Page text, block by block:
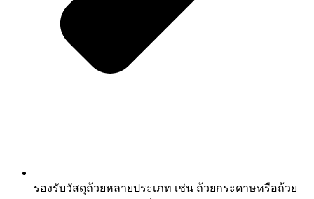
รองรับวัสดุถ้วยหลายประเภท เช่น ถ้วยกระดาษหรือถ้วย